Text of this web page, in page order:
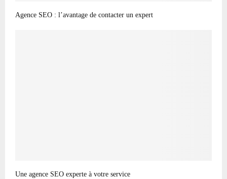
Agence SEO : l’avantage de contacter un expert
Une agence SEO experte à votre service